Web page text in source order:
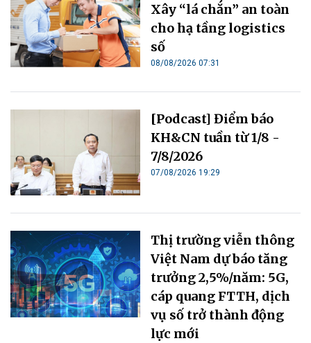
Xây “lá chắn” an toàn
cho hạ tầng logistics
số
08/08/2026 07:31
[Podcast] Điểm báo
KH&CN tuần từ 1/8 -
7/8/2026
07/08/2026 19:29
Thị trường viễn thông
Việt Nam dự báo tăng
trưởng 2,5%/năm: 5G,
cáp quang FTTH, dịch
vụ số trở thành động
lực mới